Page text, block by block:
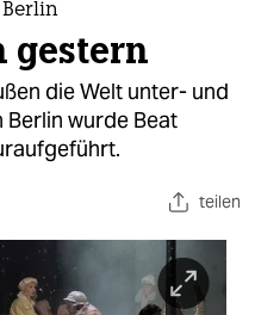
gestern
die Welt unter- und
Berlin wurde Beat
teilen